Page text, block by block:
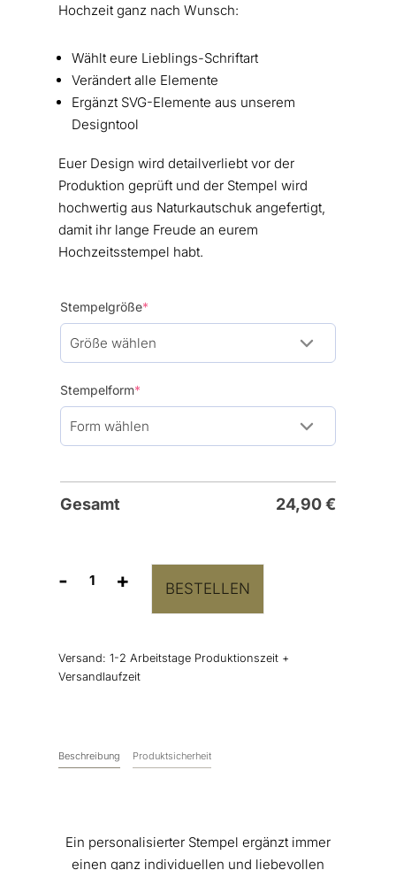
Hochzeit ganz nach Wunsch:
Wählt eure Lieblings-Schriftart
Verändert alle Elemente
Ergänzt SVG-Elemente aus unserem
Designtool
Euer Design wird detailverliebt vor der
Produktion geprüft und der Stempel wird
hochwertig aus Naturkautschuk angefertigt,
damit ihr lange Freude an eurem
Hochzeitsstempel habt.
Stempelgröße*(required)
Stempelform*(required)
Gesamt 24,90€
-
Hochzeitsstempel
+ BESTELLEN
Versand: 1-2 Arbeitstage Produktionszeit +
Versandlaufzeit
Beschreibung Produktsicherheit
Ein personalisierter Stempel ergänzt immer
einen ganz individuellen und liebevollen